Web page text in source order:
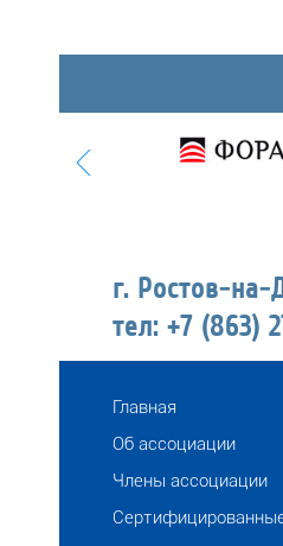
г. Ростов-на-
тел: +7 (863)
Главная
Об ассоциации
Члены ассоциации